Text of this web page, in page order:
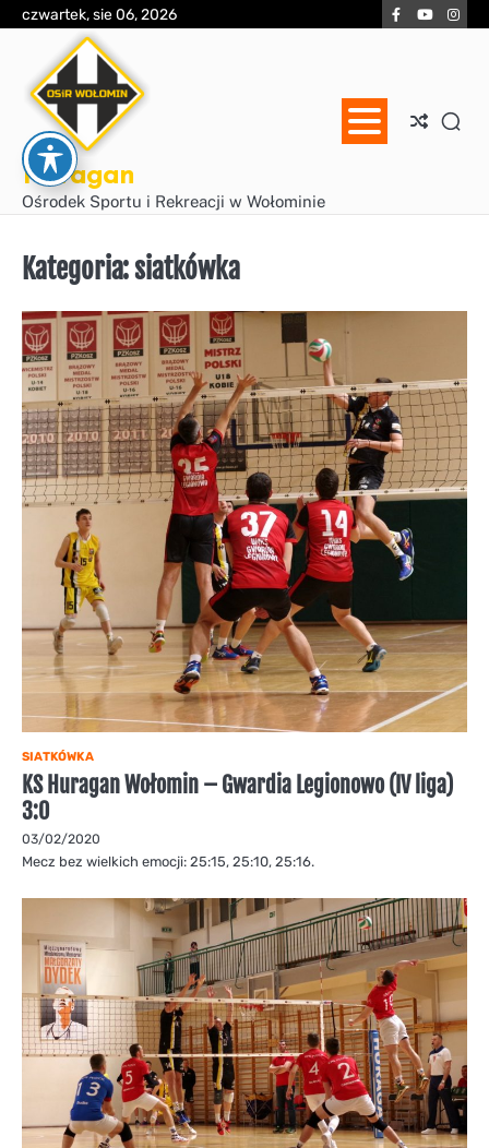
Skip
content
czwartek, sie 06, 2026 Facebook
YouTube
Huragan
Ośrodek Sportu i Rekreacji w Wołominie
Kategoria:siatkówka
SIATKÓWKA
KS Huragan Wołomin – Gwardia Legionowo (IV liga)
3:0
03/02/2020
Mecz bez wielkich emocji: 25:15, 25:10, 25:16.